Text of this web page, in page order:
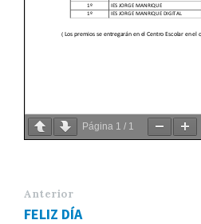
Página 1 / 1
Anterior
FELIZ DÍA